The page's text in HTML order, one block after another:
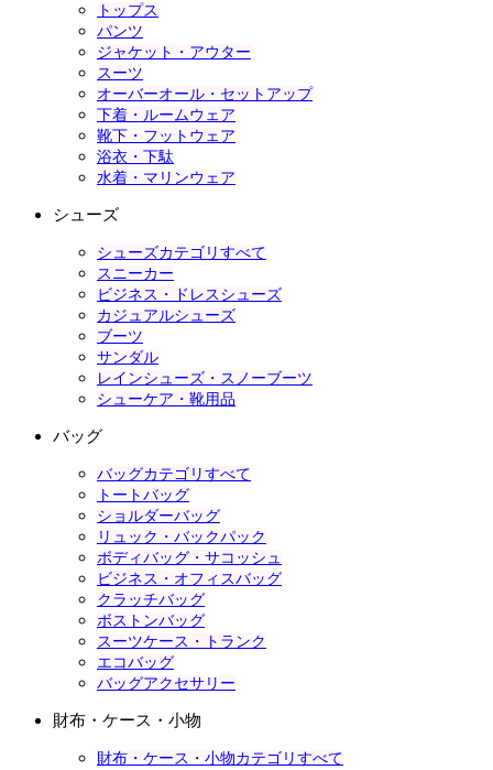
トップス
パンツ
ジャケット・アウター
スーツ
オーバーオール・セットアップ
下着・ルームウェア
靴下・フットウェア
浴衣・下駄
水着・マリンウェア
シューズ
シューズカテゴリすべて
スニーカー
ビジネス・ドレスシューズ
カジュアルシューズ
ブーツ
サンダル
レインシューズ・スノーブーツ
シューケア・靴用品
バッグ
バッグカテゴリすべて
トートバッグ
ショルダーバッグ
リュック・バックパック
ボディバッグ・サコッシュ
ビジネス・オフィスバッグ
クラッチバッグ
ボストンバッグ
スーツケース・トランク
エコバッグ
バッグアクセサリー
財布・ケース・小物
財布・ケース・小物カテゴリすべて